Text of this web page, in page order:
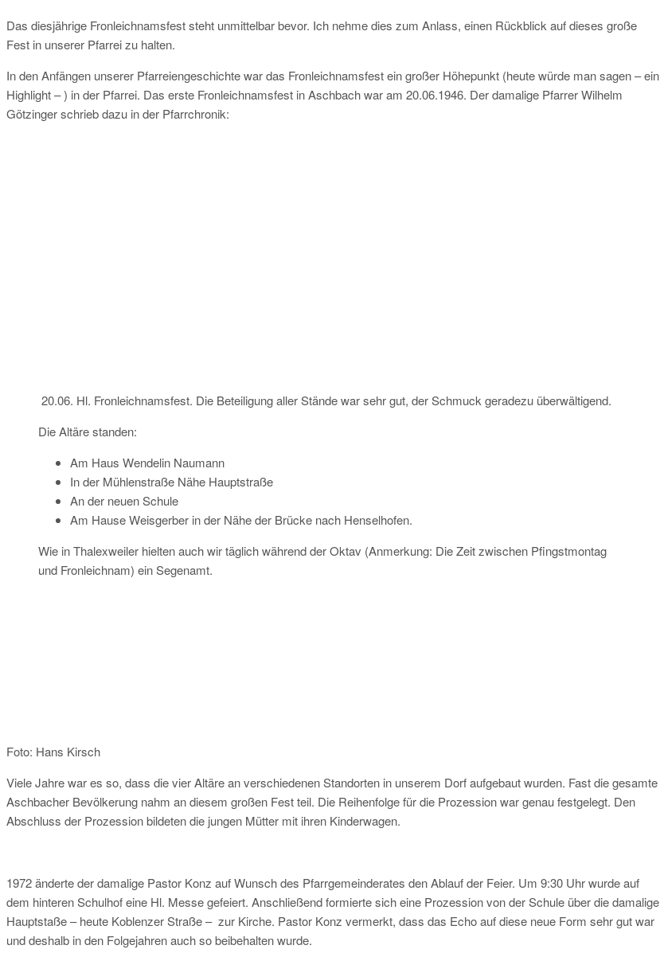
Das diesjährige Fronleichnamsfest steht unmittelbar bevor. Ich nehme dies zum Anlass, einen Rückblick auf dieses große
Fest in unserer Pfarrei zu halten.
In den Anfängen unserer Pfarreiengeschichte war das Fronleichnamsfest ein großer Höhepunkt (heute würde man sagen – ein
Highlight – ) in der Pfarrei. Das erste Fronleichnamsfest in Aschbach war am 20.06.1946. Der damalige Pfarrer Wilhelm
Götzinger schrieb dazu in der Pfarrchronik:
20.06. Hl. Fronleichnamsfest. Die Beteiligung aller Stände war sehr gut, der Schmuck geradezu überwältigend.
Die Altäre standen:
Am Haus Wendelin Naumann
In der Mühlenstraße Nähe Hauptstraße
An der neuen Schule
Am Hause Weisgerber in der Nähe der Brücke nach Henselhofen.
Wie in Thalexweiler hielten auch wir täglich während der Oktav (Anmerkung: Die Zeit zwischen Pfingstmontag
und Fronleichnam) ein Segenamt.
Foto: Hans Kirsch
Viele Jahre war es so, dass die vier Altäre an verschiedenen Standorten in unserem Dorf aufgebaut wurden. Fast die gesamte
Aschbacher Bevölkerung nahm an diesem großen Fest teil. Die Reihenfolge für die Prozession war genau festgelegt. Den
Abschluss der Prozession bildeten die jungen Mütter mit ihren Kinderwagen.
1972 änderte der damalige Pastor Konz auf Wunsch des Pfarrgemeinderates den Ablauf der Feier. Um 9:30 Uhr wurde auf
dem hinteren Schulhof eine Hl. Messe gefeiert. Anschließend formierte sich eine Prozession von der Schule über die damalige
Hauptstaße – heute Koblenzer Straße – zur Kirche. Pastor Konz vermerkt, dass das Echo auf diese neue Form sehr gut war
und deshalb in den Folgejahren auch so beibehalten wurde.